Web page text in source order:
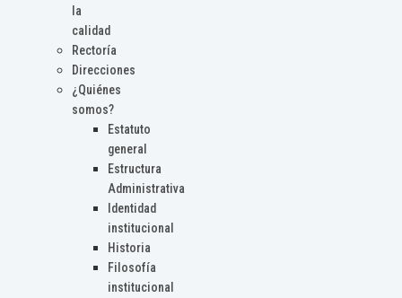
la
calidad
Rectoría
Direcciones
¿Quiénes
somos?
Estatuto
general
Estructura
Administrativa
Identidad
institucional
Historia
Filosofía
institucional